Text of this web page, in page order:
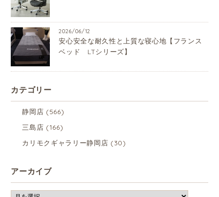
2026/06/12
安心安全な耐久性と上質な寝心地【フランス
ベッド LTシリーズ】
カテゴリー
静岡店 (566)
三島店 (166)
カリモクギャラリー静岡店 (30)
アーカイブ